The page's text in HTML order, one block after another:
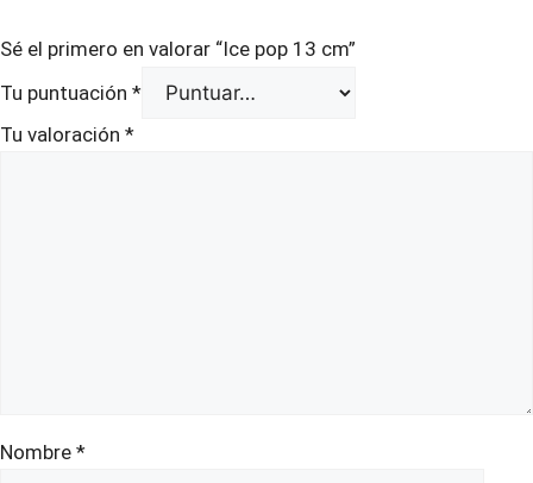
Sé el primero en valorar “Ice pop 13 cm”
Tu puntuación *
Tu valoración *
Nombre *